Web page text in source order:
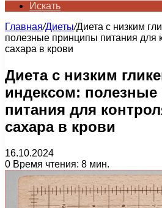
Искать
Главная/Диеты/Диета с низким
полезные принципы питания для
сахара в крови
Диета с низким
индексом:
питания для
сахара в крови
16.10.2024
0 Время чтения: 8 мин.